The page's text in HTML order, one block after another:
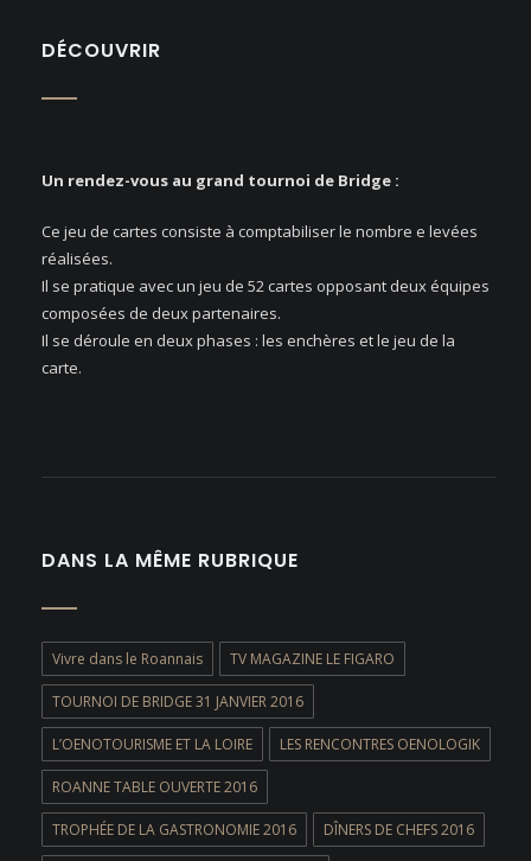
DÉCOUVRIR
Un rendez-vous au grand tournoi de Bridge :
Ce jeu de cartes consiste à comptabiliser le nombre e levées
réalisées.
Il se pratique avec un jeu de 52 cartes opposant deux équipes
composées de deux partenaires.
Il se déroule en deux phases : les enchères et le jeu de la
carte.
DANS LA MÊME RUBRIQUE
Vivre dans le Roannais TV MAGAZINE LE FIGARO
TOURNOI DE BRIDGE 31 JANVIER 2016
L’OENOTOURISME ET LA LOIRE LES RENCONTRES OENOLOGIK
ROANNE TABLE OUVERTE 2016
TROPHÉE DE LA GASTRONOMIE 2016 DÎNERS DE CHEFS 2016